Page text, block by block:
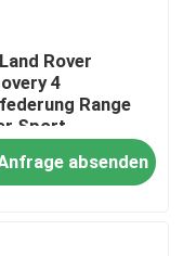
Rover
4
Range
Sport
absenden